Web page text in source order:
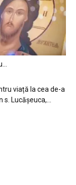
viață la cea de-a
s. Lucășeuca,...